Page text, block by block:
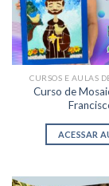
CURSOS E AULAS
Curso de
ACESSAR